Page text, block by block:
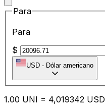
Para
Para
$
USD - Dólar americano
1.00 UNI = 4,019342 USD